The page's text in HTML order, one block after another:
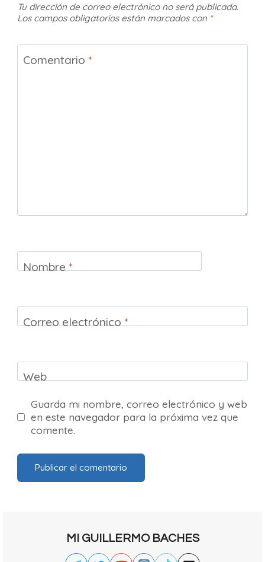
Tu dirección de correo electrónico no será publicada.
Los campos obligatorios están marcados con *
Comentario *
Nombre *
Correo electrónico *
Web
Guarda mi nombre, correo electrónico y web
en este navegador para la próxima vez que
comente.
MI GUILLERMO BACHES